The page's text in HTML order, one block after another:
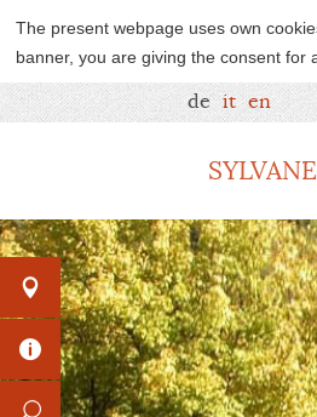
The present webpage uses own
banner, you are giving the consent for
de it en